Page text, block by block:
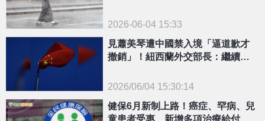
2026-06-04 15:33
{PLAYICON}
見蕭美琴遭中國禁入境「逼道歉才
撤銷」！紐西蘭外交部長：繼續與
2026/06/04 15:30:14
健保6月新制上路！癌症、罕病、兒
童患者受惠 新增多項治療給付